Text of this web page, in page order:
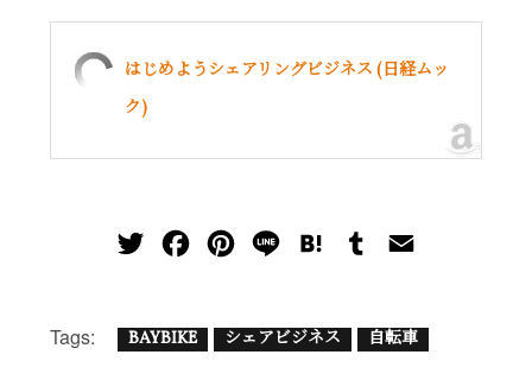
はじめようシェアリングビジネス (日経ムッ
ク)
t
e
t
e
e
b
i
Tags: BAYBIKE シェアビジネス 自転車